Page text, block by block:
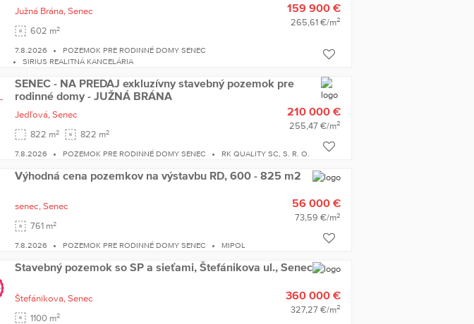
Južná Brána, Senec
602 m2
159 900 €
265,61 €/m2
7.8.2026
POZEMOK PRE RODINNÉ DOMY SENEC
SIRIUS REALITNÁ KANCELÁRIA
SENEC - NA PREDAJ exkluzívny stavebný pozemok pre
rodinné domy - JUŽNÁ BRÁNA
Jedľová, Senec
822 m2 822 m2
210 000 €
255,47 €/m2
7.8.2026 POZEMOK PRE RODINNÉ DOMY SENEC RK QUALITY SC, S. R. O.
Výhodná cena pozemkov na výstavbu RD, 600 - 825 m2
senec, Senec
761 m2
56 000 €
73,59 €/m2
7.8.2026 POZEMOK PRE RODINNÉ DOMY SENEC MIPOL
Stavebný pozemok so SP a sieťami, Štefánikova ul., Senec
Štefánikova, Senec
1100 m2
360 000 €
327,27 €/m2